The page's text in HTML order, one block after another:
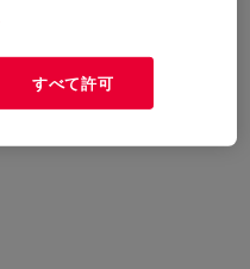
すべて許可